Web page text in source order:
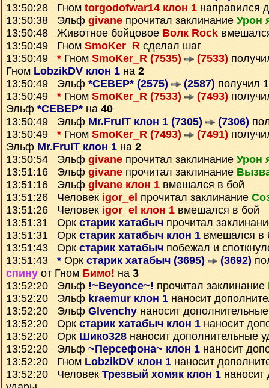
13:50:28 Гном torgodofwar14 клон 1 направился
13:50:38 Эльф givane прочитал заклинание Урон
13:50:48 Животное бойцовое Волк Rock
13:50:49 Гном SmoKer_R сделал шаг
13:50:49 * Гном SmoKer_R (7535) (7533)
Гном LobzikDV клон 1 на 2
13:50:49 Эльф *СЕВЕР* (2575) (2587) получил
13:50:49 * Гном SmoKer_R (7533) (7493)
Эльф *СЕВЕР* на 40
13:50:49 Эльф Mr.FruIT клон 1 (7305) (7306)
13:50:49 * Гном SmoKer_R (7493) (7491)
Эльф Mr.FruIT клон 1 на 2
13:50:54 Эльф givane прочитал заклинание Урон
13:51:16 Эльф givane прочитал заклинание
13:51:16 Эльф givane клон 1 вмешался в бой
13:51:26 Человек igor_el прочитал заклинание
13:51:26 Человек igor_el клон 1 вмешался в бой
13:51:31 Орк старик хатабыч прочитал
13:51:31 Орк старик хатабыч клон 1 вмешался в
13:51:43 Орк старик хатабыч побежал и
13:51:43 * Орк старик хатабыч (3695) (3692)
спину от Гном Бимо! на 3
13:52:20 Эльф !~Beyonce~! прочитал заклинание
13:52:20 Эльф kraemur клон 1 наносит
13:52:20 Эльф Glvenchy наносит
13:52:20 Орк старик хатабыч клон 1 наносит
13:52:20 Орк Шико328 наносит дополнительные
13:52:20 Эльф ~Персефона~ клон 1 наносит
13:52:20 Гном LobzikDV клон 1 наносит
13:52:20 Человек Трезвый хомяк клон 1